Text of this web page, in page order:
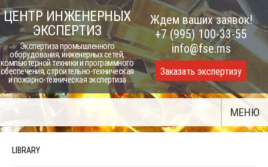
Skip
to
content
ЦЕНТР ИНЖЕНЕРНЫХ
ЭКСПЕРТИЗ
Экспертиза промышленного
оборудования, инженерных сетей,
компьютерной техники и программного
обеспечения, строительно-техническая
и пожарно-техническая экспертиза
Ждем ваших заявок!
+7 (995) 100-33-55
info@fse.ms
Заказать экспертизу
МЕНЮ
LIBRARY